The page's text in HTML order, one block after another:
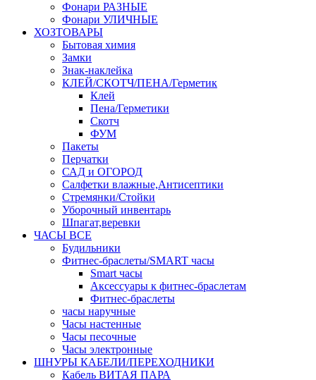
Фонари РАЗНЫЕ
Фонари УЛИЧНЫЕ
ХОЗТОВАРЫ
Бытовая химия
Замки
Знак-наклейка
КЛЕЙ/СКОТЧ/ПЕНА/Герметик
Клей
Пена/Герметики
Скотч
ФУМ
Пакеты
Перчатки
САД и ОГОРОД
Салфетки влажные,Антисептики
Стремянки/Стойки
Уборочный инвентарь
Шпагат,веревки
ЧАСЫ ВСЕ
Будильники
Фитнес-браслеты/SMART часы
Smart часы
Аксессуары к фитнес-браслетам
Фитнес-браслеты
часы наручные
Часы настенные
Часы песочные
Часы электронные
ШНУРЫ КАБЕЛИ/ПЕРЕХОДНИКИ
Кабель ВИТАЯ ПАРА